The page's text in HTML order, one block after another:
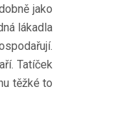
jako
lákadla
Tatíček
těžké to